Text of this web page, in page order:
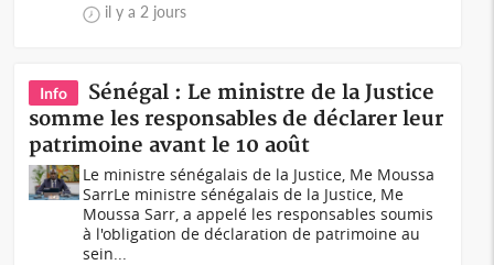
il y a 2 jours
Info
Sénégal : Le ministre de la Justice
somme les responsables de déclarer leur
patrimoine avant le 10 août
Le ministre sénégalais de la Justice, Me Moussa
SarrLe ministre sénégalais de la Justice, Me
Moussa Sarr, a appelé les responsables soumis
à l'obligation de déclaration de patrimoine au
sein...